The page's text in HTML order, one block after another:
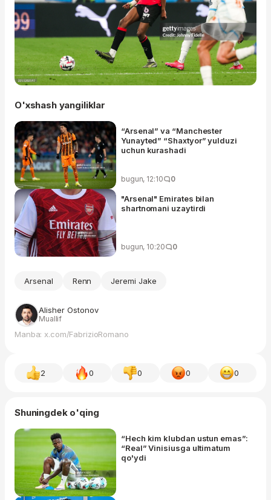
O'xshash yangiliklar
“Arsenal” va “Manchester
Yunayted” “Shaxtyor” yulduzi
uchun kurashadi
bugun, 12:10 0
"Arsenal" Emirates bilan
shartnomani uzaytirdi
bugun, 10:20 0
Arsenal Renn Jeremi Jake
Alisher Ostonov
Muallif
Manba: x.com/FabrizioRomano
2 0 0 0 0
Shuningdek o'qing
“Hech kim klubdan ustun emas”:
“Real” Vinisiusga ultimatum
qo'ydi